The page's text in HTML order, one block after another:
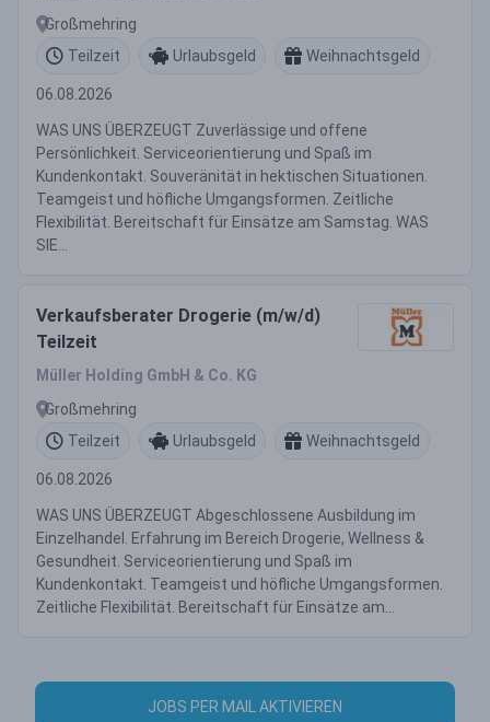
Großmehring
Teilzeit
Urlaubsgeld Weihnachtsgeld
06.08.2026
WAS UNS ÜBERZEUGT Zuverlässige und offene
Persönlichkeit. Serviceorientierung und Spaß im
Kundenkontakt. Souveränität in hektischen Situationen.
Teamgeist und höfliche Umgangsformen. Zeitliche
Flexibilität. Bereitschaft für Einsätze am Samstag. WAS
SIE...
Verkaufsberater Drogerie (m/w/d)
Teilzeit
Müller Holding GmbH & Co. KG
Großmehring
Teilzeit
Urlaubsgeld Weihnachtsgeld
06.08.2026
WAS UNS ÜBERZEUGT Abgeschlossene Ausbildung im
Einzelhandel. Erfahrung im Bereich Drogerie, Wellness &
Gesundheit. Serviceorientierung und Spaß im
Kundenkontakt. Teamgeist und höfliche Umgangsformen.
Zeitliche Flexibilität. Bereitschaft für Einsätze am...
JOBS PER MAIL AKTIVIEREN